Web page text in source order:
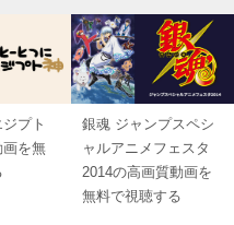
プト
画を無
銀魂 ジャンプスペシ
ャルアニメフェスタ
2014の高画質動画を
無料で視聴する